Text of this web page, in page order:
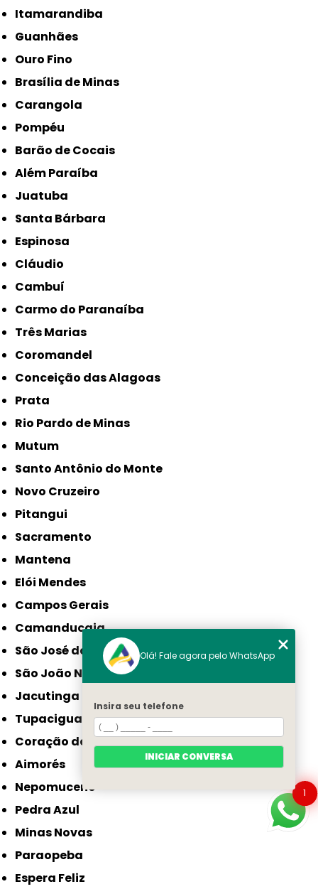
Itamarandiba
Guanhães
Ouro Fino
Brasília de Minas
Carangola
Pompéu
Barão de Cocais
Além Paraíba
Juatuba
Santa Bárbara
Espinosa
Cláudio
Cambuí
Carmo do Paranaíba
Três Marias
Coromandel
Conceição das Alagoas
Prata
Rio Pardo de Minas
Mutum
Santo Antônio do Monte
Novo Cruzeiro
Pitangui
Sacramento
Mantena
Elói Mendes
Campos Gerais
Camanducaia
São José da Lapa
São João Nepomuceno
Jacutinga
Tupaciguara
Coração de Jesus
Aimorés
Nepomuceno
Pedra Azul
Minas Novas
Paraopeba
Espera Feliz
1
Olá! Fale agora pelo WhatsApp
Insira seu telefone
INICIAR CONVERSA